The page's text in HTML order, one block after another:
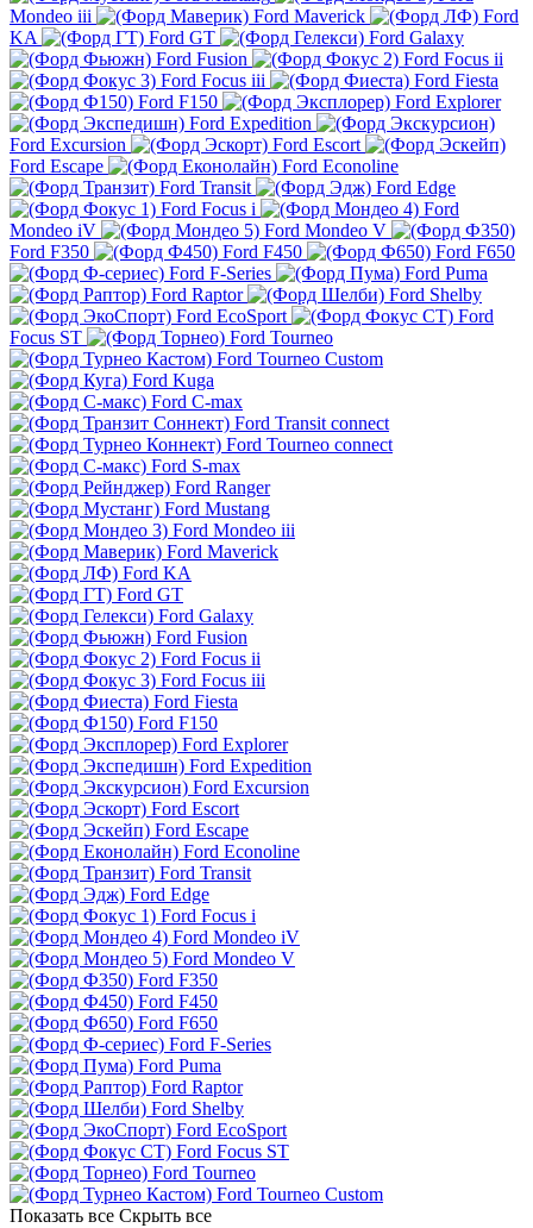
Mondeo iii
Ford Maverick
Ford
KA
Ford GT
Ford Galaxy
Ford Fusion
Ford Focus ii
Ford Focus iii
Ford Fiesta
Ford F150
Ford Explorer
Ford Expedition
Ford Excursion
Ford Escort
Ford Escape
Ford Econoline
Ford Transit
Ford Edge
Ford Focus i
Ford
Mondeo iV
Ford Mondeo V
Ford F350
Ford F450
Ford F650
Ford F-Series
Ford Puma
Ford Raptor
Ford Shelby
Ford EcoSport
Ford
Focus ST
Ford Tourneo
Ford Tourneo Custom
Ford Kuga
Ford C-max
Ford Transit connect
Ford Tourneo connect
Ford S-max
Ford Ranger
Ford Mustang
Ford Mondeo iii
Ford Maverick
Ford KA
Ford GT
Ford Galaxy
Ford Fusion
Ford Focus ii
Ford Focus iii
Ford Fiesta
Ford F150
Ford Explorer
Ford Expedition
Ford Excursion
Ford Escort
Ford Escape
Ford Econoline
Ford Transit
Ford Edge
Ford Focus i
Ford Mondeo iV
Ford Mondeo V
Ford F350
Ford F450
Ford F650
Ford F-Series
Ford Puma
Ford Raptor
Ford Shelby
Ford EcoSport
Ford Focus ST
Ford Tourneo
Ford Tourneo Custom
Показать все Скрыть все